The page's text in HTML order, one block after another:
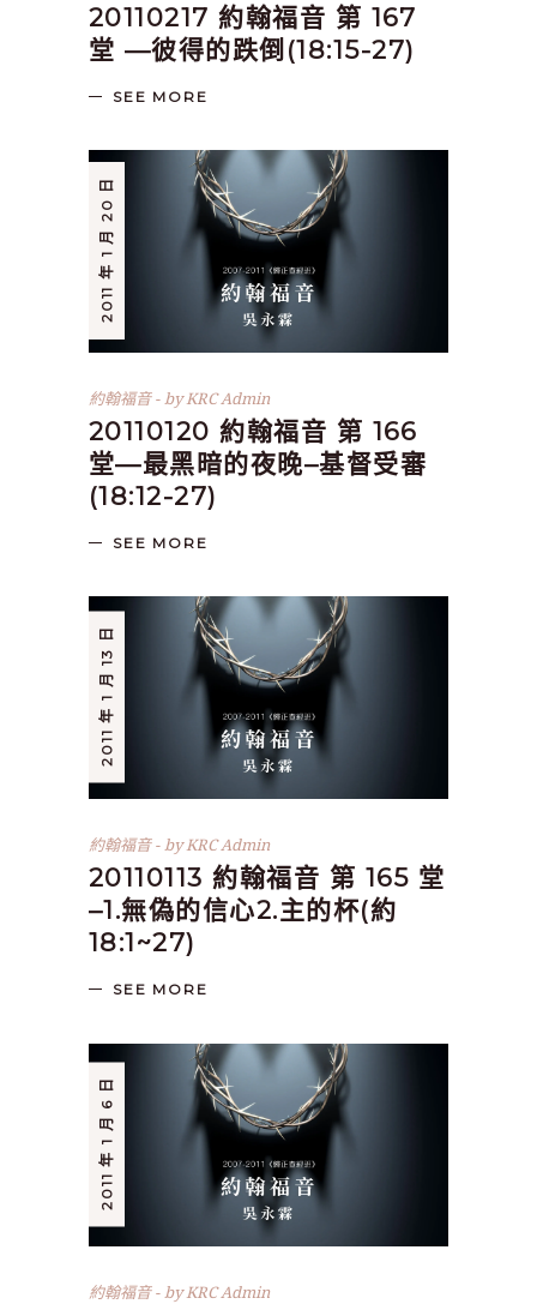
20110217 約翰福音 第 167
堂 —彼得的跌倒(18:15-27)
SEE MORE
2011 年 1 月 20 日
約翰福音 byKRC Admin
20110120 約翰福音 第 166
堂—最黑暗的夜晚–基督受審
(18:12-27)
SEE MORE
2011 年 1 月 13 日
約翰福音 byKRC Admin
20110113 約翰福音 第 165 堂
–1.無偽的信心2.主的杯(約
18:1~27)
SEE MORE
2011 年 1 月 6 日
約翰福音 byKRC Admin